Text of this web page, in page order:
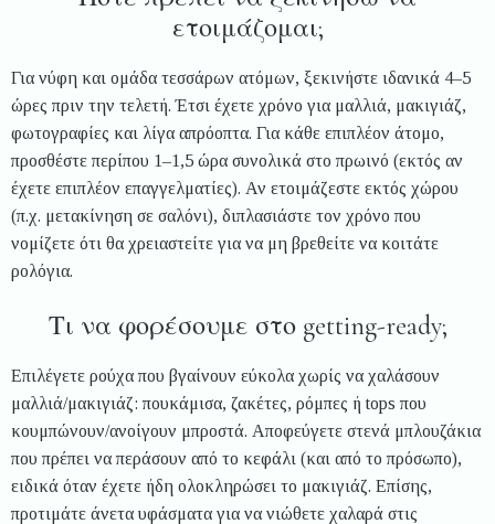
ετοιμάζομαι;
Για νύφη και ομάδα τεσσάρων ατόμων, ξεκινήστε ιδανικά 4–5
ώρες πριν την τελετή. Έτσι έχετε χρόνο για μαλλιά, μακιγιάζ,
φωτογραφίες και λίγα απρόοπτα. Για κάθε επιπλέον άτομο,
προσθέστε περίπου 1–1,5 ώρα συνολικά στο πρωινό (εκτός αν
έχετε επιπλέον επαγγελματίες). Αν ετοιμάζεστε εκτός χώρου
(π.χ. μετακίνηση σε σαλόνι), διπλασιάστε τον χρόνο που
νομίζετε ότι θα χρειαστείτε για να μη βρεθείτε να κοιτάτε
ρολόγια.
Τι να φορέσουμε στο getting-ready;
Επιλέγετε ρούχα που βγαίνουν εύκολα χωρίς να χαλάσουν
μαλλιά/μακιγιάζ: πουκάμισα, ζακέτες, ρόμπες ή tops που
κουμπώνουν/ανοίγουν μπροστά. Αποφεύγετε στενά μπλουζάκια
που πρέπει να περάσουν από το κεφάλι (και από το πρόσωπο),
ειδικά όταν έχετε ήδη ολοκληρώσει το μακιγιάζ. Επίσης,
προτιμάτε άνετα υφάσματα για να νιώθετε χαλαρά στις